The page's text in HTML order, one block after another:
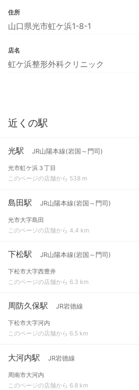
住所
山口県光市虹ケ浜1-8-1
店名
虹ケ浜整形外科クリニック
近くの駅
光駅 JR山陽本線(岩国～門司)
光市虹ケ浜３丁目
このページの店舗から 538 m
島田駅 JR山陽本線(岩国～門司)
光市大字島田
このページの店舗から 4.4 km
下松駅 JR山陽本線(岩国～門司)
下松市大字西豊井
このページの店舗から 6.3 km
周防久保駅 JR岩徳線
下松市大字河内
このページの店舗から 6.5 km
大河内駅 JR岩徳線
周南市大河内
このページの店舗から 6.8 km